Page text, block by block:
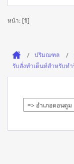
หน้า: [1]
ปริมณฑล
รับสั่งทำเต็นท์สำหรับท